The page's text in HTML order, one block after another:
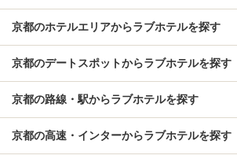
京都のホテルエリアからラブホテルを探す
京都のデートスポットからラブホテルを探す
京都の路線・駅からラブホテルを探す
京都の高速・インターからラブホテルを探す